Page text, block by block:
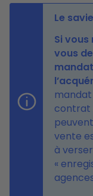
Le
Si
vous
contrat
vente
à
«